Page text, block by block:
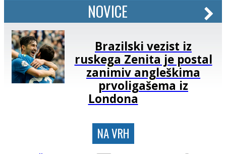
NOVICE
Brazilski vezist iz
ruskega Zenita je postal
zanimiv angleškima
prvoligašema iz
Londona
NA VRH